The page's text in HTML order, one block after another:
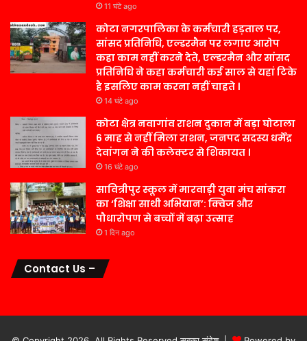
11 घंटे ago
कोटा नगरपालिका के कर्मचारी हड़ताल पर,
सांसद प्रतिनिधि, एल्डरमैन पर लगाए आरोप
कहा काम नहीं करने देते, एल्डरमैन और सांसद
प्रतिनिधि ने कहा कर्मचारी कई साल से यहां टिके
है इसलिए काम करना नहीं चाहते ।
14 घंटे ago
कोटा क्षेत्र नवागांव राशन दुकान में बड़ा घोटाला
6 माह से नहीं मिला राशन, जनपद सदस्य धर्मेंद्र
देवांगन ने की कलेक्टर से शिकायत ।
16 घंटे ago
सावित्रीपुर स्कूल में मारवाड़ी युवा मंच सांकरा
का ‘शिक्षा साथी अभियान’: क्विज और
पौधारोपण से बच्चों में बढ़ा उत्साह
1 दिन ago
Contact Us –